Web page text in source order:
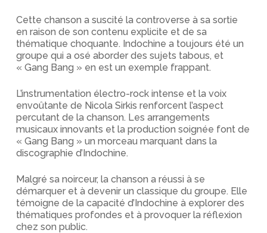
Cette chanson a suscité la controverse à sa sortie
en raison de son contenu explicite et de sa
thématique choquante. Indochine a toujours été un
groupe qui a osé aborder des sujets tabous, et
« Gang Bang » en est un exemple frappant.
L’instrumentation électro-rock intense et la voix
envoûtante de Nicola Sirkis renforcent l’aspect
percutant de la chanson. Les arrangements
musicaux innovants et la production soignée font de
« Gang Bang » un morceau marquant dans la
discographie d’Indochine.
Malgré sa noirceur, la chanson a réussi à se
démarquer et à devenir un classique du groupe. Elle
témoigne de la capacité d’Indochine à explorer des
thématiques profondes et à provoquer la réflexion
chez son public.